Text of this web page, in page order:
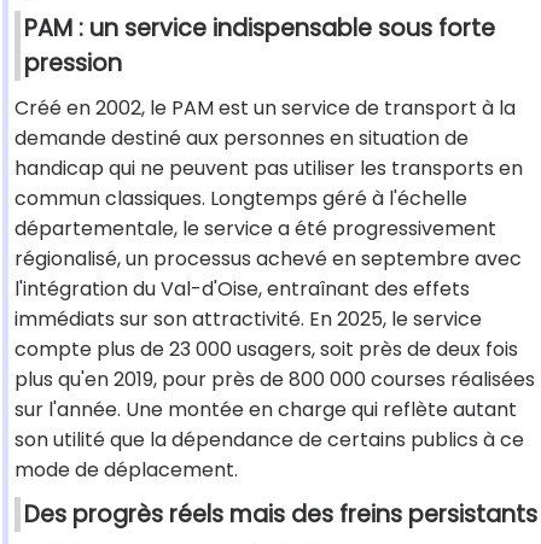
PAM : un service indispensable sous forte
pression
Créé en 2002, le PAM est un service de transport à la
demande destiné aux personnes en situation de
handicap qui ne peuvent pas utiliser les transports en
commun classiques. Longtemps géré à l'échelle
départementale, le service a été progressivement
régionalisé, un processus achevé en septembre avec
l'intégration du Val-d'Oise, entraînant des effets
immédiats sur son attractivité. En 2025, le service
compte plus de 23 000 usagers, soit près de deux fois
plus qu'en 2019, pour près de 800 000 courses réalisées
sur l'année. Une montée en charge qui reflète autant
son utilité que la dépendance de certains publics à ce
mode de déplacement.
Des progrès réels mais des freins persistants